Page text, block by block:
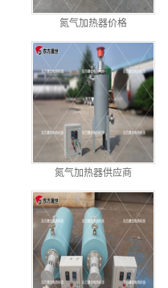
氮气加热器价格
氮气加热器供应商